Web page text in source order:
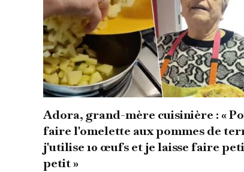
Adora, grand-mère cuisinière : «
faire l'omelette aux pommes de
j'utilise 10 œufs et je laisse faire
petit »